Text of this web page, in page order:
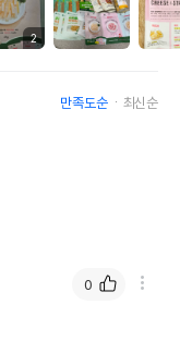
2
만족도순 최신순
0